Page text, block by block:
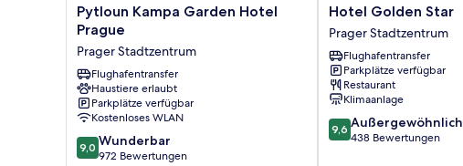
Pytloun
Kampa
Garden
Hotel
Prague
Prager
Stadtzentrum
Pytloun Kampa Garden Hotel
Prague
Prager Stadtzentrum
Flughafentransfer
Haustiere erlaubt
Parkplätze verfügbar
Kostenloses WLAN
9.0
von
9,0 Wunderbar
972 Bewertungen
Hotel
Golden
Star
Prager
Stadtzentrum
Hotel Golden Star
Prager Stadtzentrum
Flughafentransfer
Parkplätze verfügbar
Restaurant
Klimaanlage
9.6
von
9,6 Außergewöhnlich
438 Bewertungen